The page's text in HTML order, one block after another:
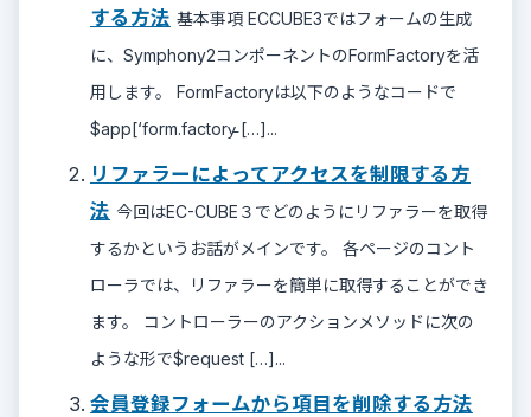
する方法 基本事項 ECCUBE3ではフォームの生成
に、Symphony2コンポーネントのFormFactoryを活
用します。 FormFactoryは以下のようなコードで
$app[‘form.factory̵ […]...
リファラーによってアクセスを制限する方
法 今回はEC-CUBE３でどのようにリファラーを取得
するかというお話がメインです。 各ページのコント
ローラでは、リファラーを簡単に取得することができ
ます。 コントローラーのアクションメソッドに次の
ような形で$request […]...
会員登録フォームから項目を削除する方法